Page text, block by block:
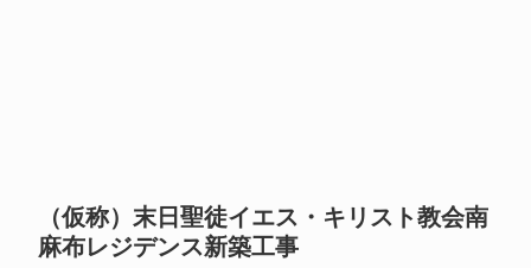
（仮称）末日聖徒イエス・キリスト教会南
麻布レジデンス新築工事